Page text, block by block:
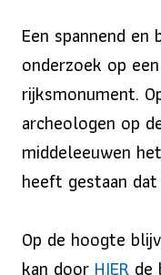
Een spannend
onderzoek op
rijksmonument.
archeologen op
middeleeuwen
heeft gestaan
Op de hoogte
kan door HIER de